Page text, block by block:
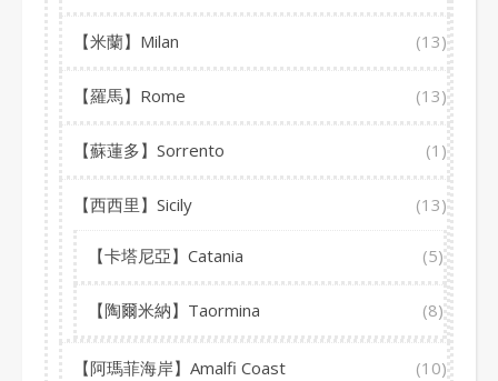
【米蘭】Milan (13)
【羅馬】Rome (13)
【蘇蓮多】Sorrento (1)
【西西里】Sicily (13)
【卡塔尼亞】Catania (5)
【陶爾米納】Taormina (8)
【阿瑪菲海岸】Amalfi Coast (10)